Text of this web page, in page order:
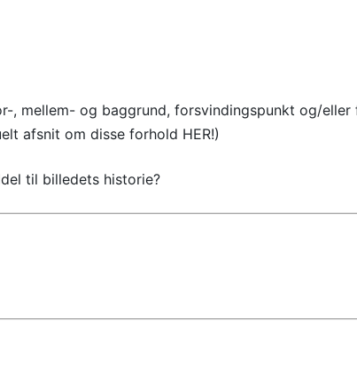
, mellem- og baggrund, forsvindingspunkt og/eller
afsnit om disse forhold HER!)
til billedets historie?